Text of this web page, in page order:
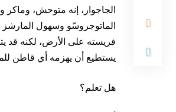
الجاجوار، إنه متوحش،
الماتوجروسّو وسهول
فريسته على الأرض، لكنه قد
يستطيع أن يهزمه أي قاطن
هل تعلم؟